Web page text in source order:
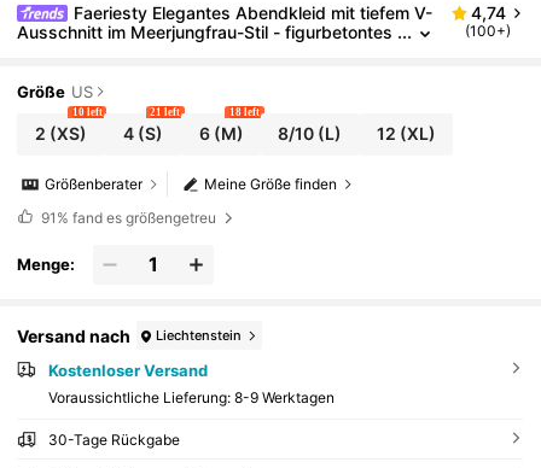
Faeriesty Elegantes Abendkleid mit tiefem V-
Ausschnitt im Meerjungfrau-Stil - figurbetontes
4,74
(100+)
Größe US
2 (XS)
10 left
4(S)
21 left
6(M)
18 left
8/10 (L) 12 (XL)
Meine Größe finden
Größenberater
91% fand es größengetreu
Menge:
Versand nach Liechtenstein
Kostenloser Versand
Voraussichtliche Lieferung: 8-9 Werktagen
30-Tage Rückgabe